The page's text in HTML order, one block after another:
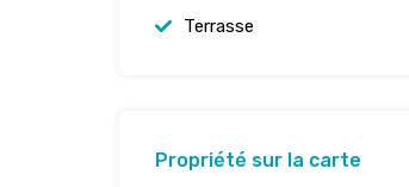
Terrasse
Propriété sur la carte